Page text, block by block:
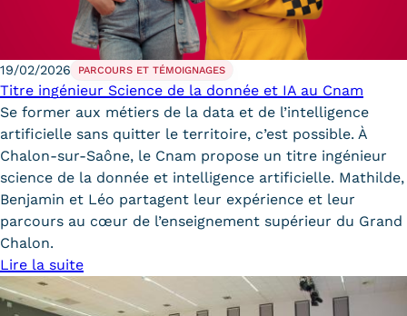
19/02/2026 PARCOURS ET TÉMOIGNAGES
Titre ingénieur Science de la donnée et IA au Cnam
Se former aux métiers de la data et de l’intelligence
artificielle sans quitter le territoire, c’est possible. À
Chalon-sur-Saône, le Cnam propose un titre ingénieur
science de la donnée et intelligence artificielle. Mathilde,
Benjamin et Léo partagent leur expérience et leur
parcours au cœur de l’enseignement supérieur du Grand
Chalon.
Lire la suite